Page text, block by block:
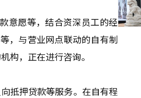
意愿等，结合资深员工的经
，与营业网点联动的自有制
构，正在进行咨询。
抵押贷款等服务。在自有程